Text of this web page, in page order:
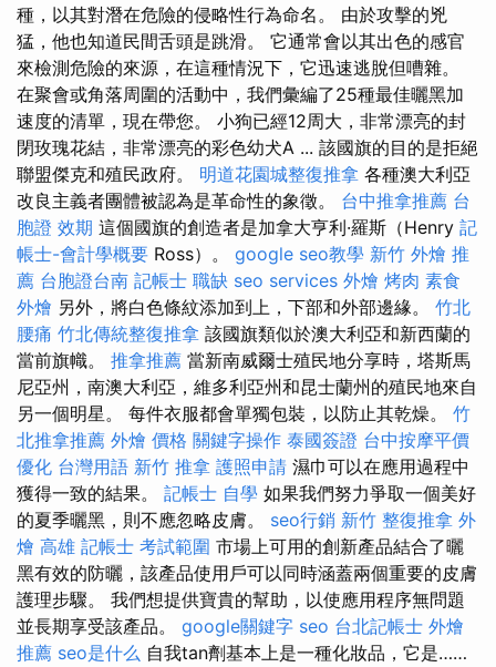
種，以其對潛在危險的侵略性行為命名。 由於攻擊的兇
猛，他也知道民間舌頭是跳滑。 它通常會以其出色的感官
來檢測危險的來源，在這種情況下，它迅速逃脫但嘈雜。
在聚會或角落周圍的活動中，我們彙編了25種最佳曬黑加
速度的清單，現在帶您。 小狗已經12周大，非常漂亮的封
閉玫瑰花結，非常漂亮的彩色幼犬A ... 該國旗的目的是拒絕
聯盟傑克和殖民政府。 明道花園城整復推拿 各種澳大利亞
改良主義者團體被認為是革命性的象徵。 台中推拿推薦 台
胞證 效期 這個國旗的創造者是加拿大亨利·羅斯（Henry 記
帳士-會計學概要 Ross）。 google seo教學 新竹 外燴 推
薦 台胞證台南 記帳士 職缺 seo services 外燴 烤肉 素食
外燴 另外，將白色條紋添加到上，下部和外部邊緣。 竹北
腰痛 竹北傳統整復推拿 該國旗類似於澳大利亞和新西蘭的
當前旗幟。 推拿推薦 當新南威爾士殖民地分享時，塔斯馬
尼亞州，南澳大利亞，維多利亞州和昆士蘭州的殖民地來自
另一個明星。 每件衣服都會單獨包裝，以防止其乾燥。 竹
北推拿推薦 外燴 價格 關鍵字操作 泰國簽證 台中按摩平價
優化 台灣用語 新竹 推拿 護照申請 濕巾可以在應用過程中
獲得一致的結果。 記帳士 自學 如果我們努力爭取一個美好
的夏季曬黑，則不應忽略皮膚。 seo行銷 新竹 整復推拿 外
燴 高雄 記帳士 考試範圍 市場上可用的創新產品結合了曬
黑有效的防曬，該產品使用戶可以同時涵蓋兩個重要的皮膚
護理步驟。 我們想提供寶貴的幫助，以使應用程序無問題
並長期享受該產品。 google關鍵字 seo 台北記帳士 外燴
推薦 seo是什么 自我tan劑基本上是一種化妝品，它是……